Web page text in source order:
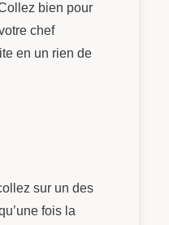
bien pour
chef
en un rien de
sur un des
fois la